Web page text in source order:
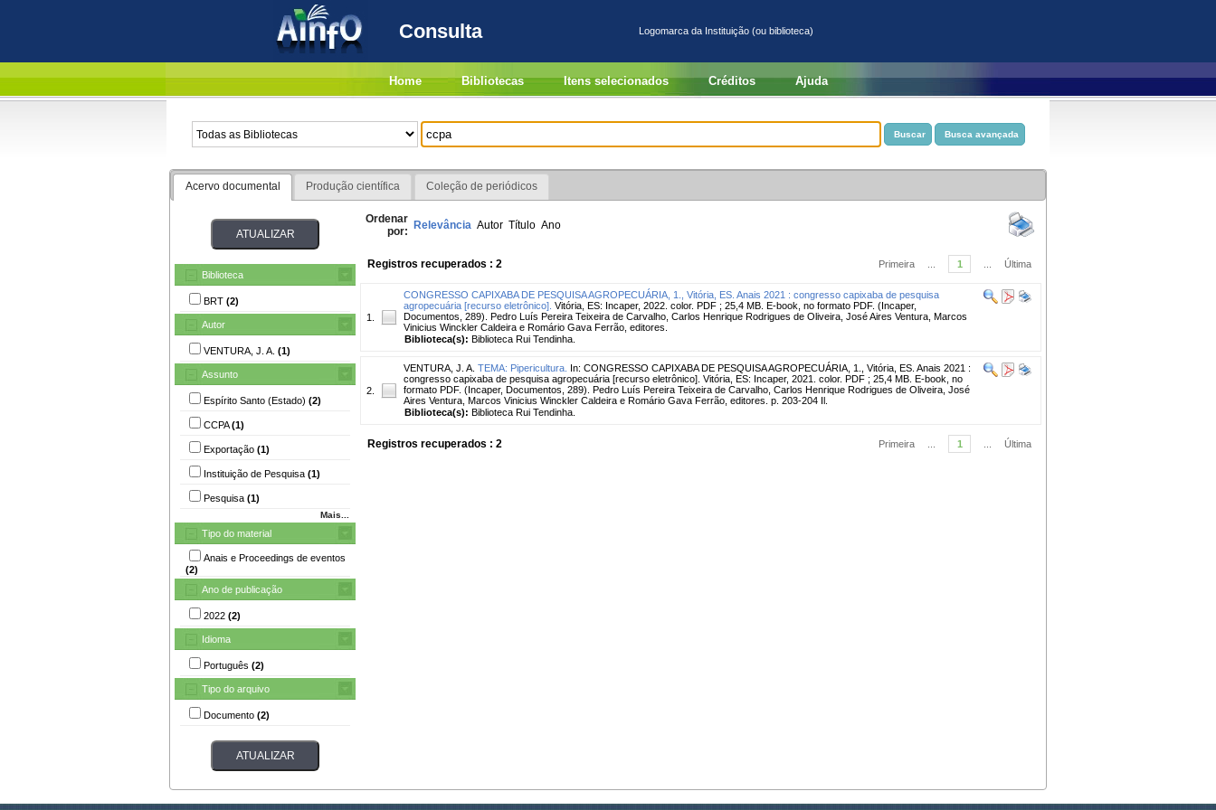
Consulta Logomarca da Instituição (ou biblioteca)
Home Bibliotecas Itens selecionados Créditos Ajuda
Acervo documental Produção científica Coleção de periódicos
Biblioteca
BRT (2)
Autor
VENTURA, J. A. (1)
Assunto
Espírito Santo (Estado) (2)
CCPA(1)
Exportação (1)
Instituição de Pesquisa (1)
Pesquisa (1)
Mais...
Tipo do material
Anais e Proceedings de eventos
(2)
Ano de publicação
2022 (2)
Idioma
Português (2)
Tipo do arquivo
Documento (2)
Ordenar
por: Relevância Autor Título Ano
Registros recuperados : 2 Primeira 1 Última
1.
CONGRESSO CAPIXABA DE PESQUISA AGROPECUÁRIA, 1., Vitória, ES. Anais 2021 : congresso capixaba de pesquisa
agropecuária [recurso eletrônico]. Vitória, ES: Incaper, 2022. color. PDF ; 25,4 MB. E-book, no formato PDF. (Incaper,
Documentos, 289). Pedro Luís Pereira Teixeira de Carvalho, Carlos Henrique Rodrigues de Oliveira, José Aires Ventura, Marcos
Vinicius Winckler Caldeira e Romário Gava Ferrão, editores.
Biblioteca(s): Biblioteca Rui Tendinha.
2.
VENTURA, J. A. TEMA: Pipericultura. In: CONGRESSO CAPIXABA DE PESQUISA AGROPECUÁRIA, 1., Vitória, ES. Anais 2021 :
congresso capixaba de pesquisa agropecuária [recurso eletrônico]. Vitória, ES: Incaper, 2021. color. PDF ; 25,4 MB. E-book, no
formato PDF. (Incaper, Documentos, 289). Pedro Luís Pereira Teixeira de Carvalho, Carlos Henrique Rodrigues de Oliveira, José
Aires Ventura, Marcos Vinicius Winckler Caldeira e Romário Gava Ferrão, editores. p. 203-204 Il.
Biblioteca(s): Biblioteca Rui Tendinha.
Registros recuperados : 2 Primeira 1 Última